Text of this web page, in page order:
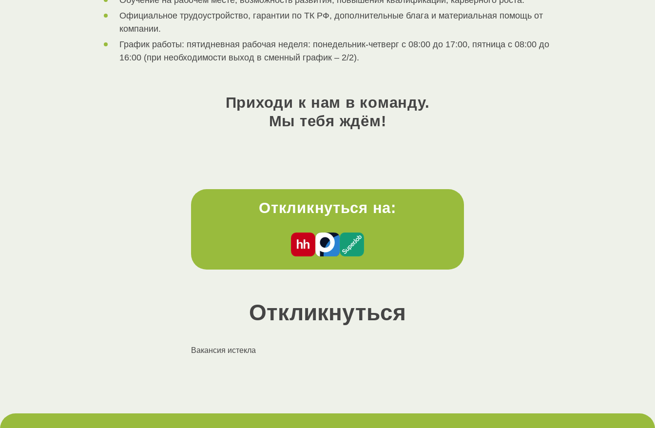
Официальное трудоустройство, гарантии по ТК РФ, дополнительные блага и материальная помощь от
компании.
График работы: пятидневная рабочая неделя: понедельник-четверг с 08:00 до 17:00, пятница с 08:00 до
16:00 (при необходимости выход в сменный график – 2/2).
Приходи к нам в команду.
Мы тебя ждём!
Откликнуться на:
Откликнуться
Вакансия истекла